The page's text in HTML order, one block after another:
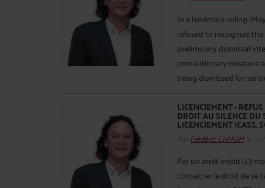
In a landmark ruling
refused to recognize
preliminary dismissal
precautionary measure
being dismissed for
LICENCIEMENT -
DROIT AU SILENCE DU
LICENCIEMENT (CASS.
Par Frédéric CHHUMle
Par un arrêt inédit (13
consacrer le droit de se